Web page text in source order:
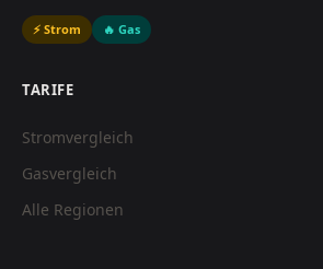
⚡ Strom 🔥 Gas
TARIFE
Stromvergleich
Gasvergleich
Alle Regionen